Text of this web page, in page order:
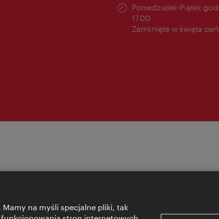
Godziny
otwarcia:
Poniedziałek-Piątek
17.00
Zamknięte w święta
na myśli specjalne pliki, tak